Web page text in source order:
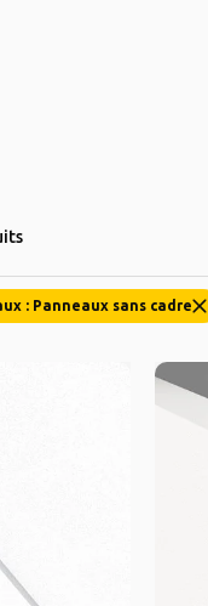
Panneaux muraux : Panneaux sans cadre